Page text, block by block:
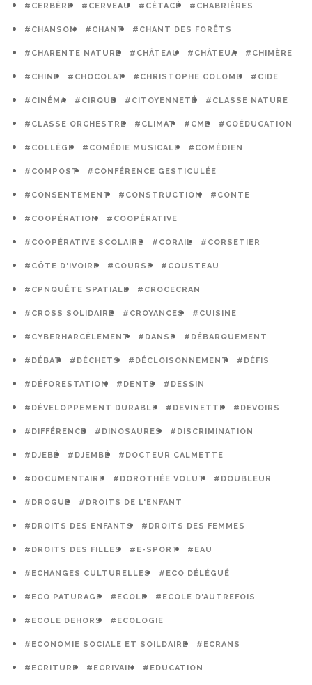
#CERBÈRE #CERVEAU #CÉTACÉ #CHABRIÈRES
#CHANSON #CHANT #CHANT DES FORÊTS
#CHARENTE NATURE #CHÂTEAU #CHÂTEUA #CHIMÈRE
#CHINE #CHOCOLAT #CHRISTOPHE COLOMB #CIDE
#CINÉMA #CIRQUE #CITOYENNETÉ #CLASSE NATURE
#CLASSE ORCHESTRE #CLIMAT #CME #COÉDUCATION
#COLLÈGE #COMÉDIE MUSICALE #COMÉDIEN
#COMPOST #CONFÉRENCE GESTICULÉE
#CONSENTEMENT #CONSTRUCTION #CONTE
#COOPÉRATION #COOPÉRATIVE
#COOPÉRATIVE SCOLAIRE #CORAIL #CORSETIER
#CÔTE D'IVOIRE #COURSE #COUSTEAU
#CPNQUÊTE SPATIALE #CROCECRAN
#CROSS SOLIDAIRE #CROYANCES #CUISINE
#CYBERHARCÈLEMENT #DANSE #DÉBARQUEMENT
#DÉBAT #DÉCHETS #DÉCLOISONNEMENT #DÉFIS
#DÉFORESTATION #DENTS #DESSIN
#DÉVELOPPEMENT DURABLE #DEVINETTE #DEVOIRS
#DIFFÉRENCE #DINOSAURES #DISCRIMINATION
#DJEBÉ #DJEMBÉ #DOCTEUR CALMETTE
#DOCUMENTAIRE #DOROTHÉE VOLUT #DOUBLEUR
#DROGUE #DROITS DE L'ENFANT
#DROITS DES ENFANTS #DROITS DES FEMMES
#DROITS DES FILLES #E-SPORT #EAU
#ECHANGES CULTURELLES #ECO DÉLÉGUÉ
#ECO PATURAGE #ECOLE #ECOLE D'AUTREFOIS
#ECOLE DEHORS #ECOLOGIE
#ECONOMIE SOCIALE ET SOILDAIRE #ECRANS
#ECRITURE #ECRIVAIN #EDUCATION